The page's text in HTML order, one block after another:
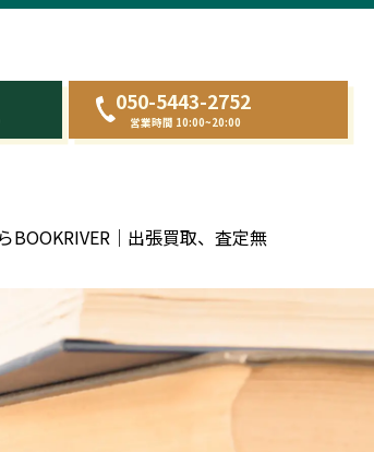
050-5443-2752
営業時間 10:00~20:00
｜出張買取、査定無